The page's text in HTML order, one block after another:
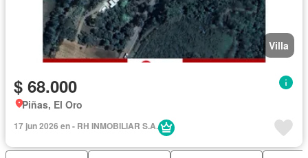
Villa
$ 68.000
Piñas, El Oro
17 jun 2026 en - RH INMOBILIAR S.A.